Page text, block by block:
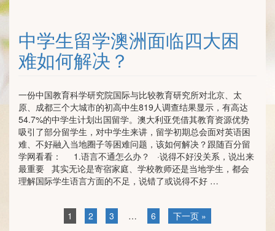
中学生留学澳洲面临四大困
难如何解决？
一份中国教育科学研究院国际与比较教育研究所对北京、太
原、成都三个大城市的初高中生819人调查结果显示，有高达
54.7%的中学生计划出国留学。澳大利亚凭借其教育资源优势
吸引了部分留学生，对中学生来讲，留学初期总会面对英语困
难、不好融入当地圈子等困难问题，该如何解决？跟随百分留
学网看看： 1.语言不通怎么办？ ·说得不好没关系，说出来
最重要 其实无论是寄宿家庭、学校教师还是当地学生，都会
理解国际学生语言方面的不足，说错了或说得不好 …
1 2 3 … 6 下一页 »